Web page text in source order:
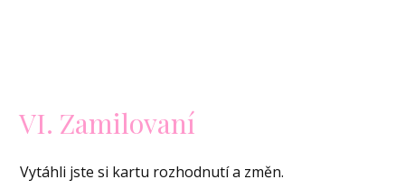
VI. Zamilovaní
Vytáhli jste si kartu rozhodnutí a změn.